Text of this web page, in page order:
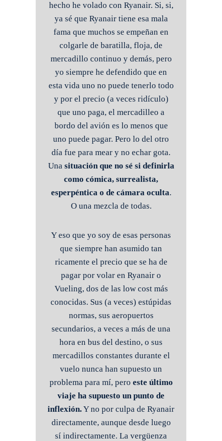
hecho he volado con Ryanair. Si, si,
ya sé que Ryanair tiene esa mala
fama que muchos se empeñan en
colgarle de baratilla, floja, de
mercadillo continuo y demás, pero
yo siempre he defendido que en
esta vida uno no puede tenerlo todo
y por el precio (a veces ridículo)
que uno paga, el mercadilleo a
bordo del avión es lo menos que
uno puede pagar. Pero lo del otro
día fue para mear y no echar gota.
Una situación que no sé si definirla
como cómica, surrealista,
esperpéntica o de cámara oculta.
O una mezcla de todas.
Y eso que yo soy de esas personas
que siempre han asumido tan
ricamente el precio que se ha de
pagar por volar en Ryanair o
Vueling, dos de las low cost más
conocidas. Sus (a veces) estúpidas
normas, sus aeropuertos
secundarios, a veces a más de una
hora en bus del destino, o sus
mercadillos constantes durante el
vuelo nunca han supuesto un
problema para mí, pero este último
viaje ha supuesto un punto de
inflexión.Y no por culpa de Ryanair
directamente, aunque desde luego
sí indirectamente. La vergüenza